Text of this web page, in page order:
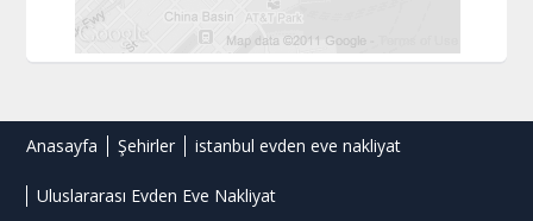
Anasayfa Şehirler istanbul evden eve nakliyat
Uluslararası Evden Eve Nakliyat